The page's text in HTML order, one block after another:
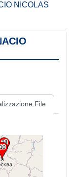
NICOLAS
File